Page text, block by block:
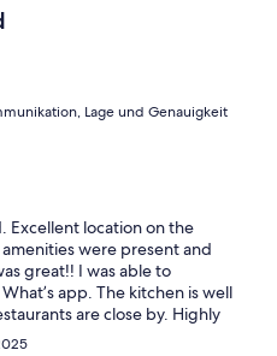
Lage und Genauigkeit
Excellent location on the
were present and
great!! I was able to
app. The kitchen is well
are close by. Highly